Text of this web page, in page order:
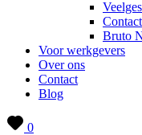
Contact
Bruto
Voor werkgevers
Over ons
Contact
Blog
0